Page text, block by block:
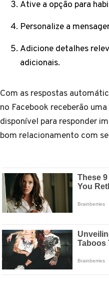
Ative a opção para
Personalize a
Adicione detalhes
adicionais.
Com as respostas
no Facebook receberão
disponível para responder
bom relacionamento com